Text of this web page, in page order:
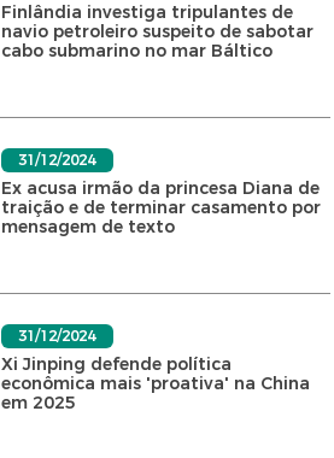
Finlândia investiga tripulantes de
navio petroleiro suspeito de sabotar
cabo submarino no mar Báltico
31/12/2024
Ex acusa irmão da princesa Diana de
traição e de terminar casamento por
mensagem de texto
31/12/2024
Xi Jinping defende política
econômica mais 'proativa' na China
em 2025